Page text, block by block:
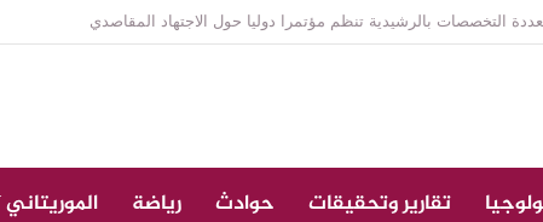
الجنازة على الراحل الخليل ولد الطيب في جامع ابن عباس
تقارير وتحقيقات حوادث رياضة الموريتاني TV